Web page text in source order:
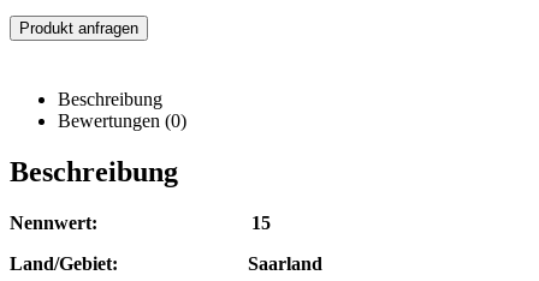
Produkt anfragen
Beschreibung
Bewertungen (0)
Beschreibung
Nennwert: 15
Land/Gebiet: Saarland